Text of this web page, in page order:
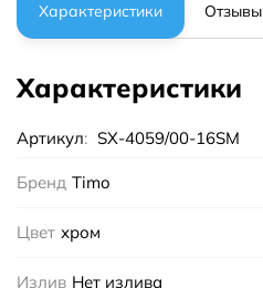
Характеристики Отзывы
Характеристики
Артикул: SX-4059/00-16SM
Бренд Timo
Цвет хром
Излив Нет излива